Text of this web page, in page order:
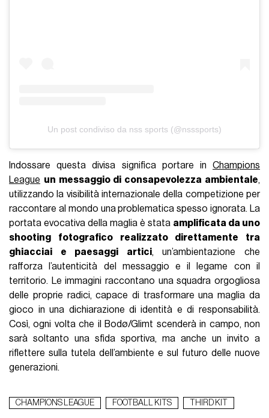
Un post condiviso da nss sports (@nsssports)
Indossare questa divisa significa portare in Champions
League un messaggio di consapevolezza ambientale,
utilizzando la visibilità internazionale della competizione per
raccontare al mondo una problematica spesso ignorata. La
portata evocativa della maglia è stata amplificata da uno
shooting fotografico realizzato direttamente tra
ghiacciai e paesaggi artici, un’ambientazione che
rafforza l’autenticità del messaggio e il legame con il
territorio. Le immagini raccontano una squadra orgogliosa
delle proprie radici, capace di trasformare una maglia da
gioco in una dichiarazione di identità e di responsabilità.
Così, ogni volta che il Bodø/Glimt scenderà in campo, non
sarà soltanto una sfida sportiva, ma anche un invito a
riflettere sulla tutela dell’ambiente e sul futuro delle nuove
generazioni.
CHAMPIONS LEAGUE FOOTBALL KITS THIRD KIT